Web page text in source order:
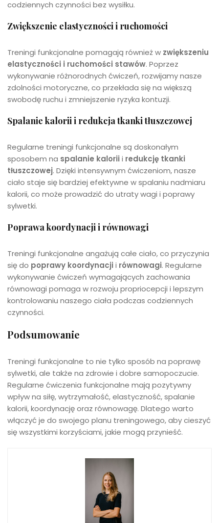
codziennych czynności bez wysiłku.
Zwiększenie elastyczności i ruchomości
Treningi funkcjonalne pomagają również w zwiększeniu
elastyczności i ruchomości stawów. Poprzez
wykonywanie różnorodnych ćwiczeń, rozwijamy nasze
zdolności motoryczne, co przekłada się na większą
swobodę ruchu i zmniejszenie ryzyka kontuzji.
Spalanie kalorii i redukcja tkanki tłuszczowej
Regularne treningi funkcjonalne są doskonałym
sposobem na spalanie kalorii i redukcję tkanki
tłuszczowej. Dzięki intensywnym ćwiczeniom, nasze
ciało staje się bardziej efektywne w spalaniu nadmiaru
kalorii, co może prowadzić do utraty wagi i poprawy
sylwetki.
Poprawa koordynacji i równowagi
Treningi funkcjonalne angażują całe ciało, co przyczynia
się do poprawy koordynacji i równowagi. Regularne
wykonywanie ćwiczeń wymagających zachowania
równowagi pomaga w rozwoju propriocepcji i lepszym
kontrolowaniu naszego ciała podczas codziennych
czynności.
Podsumowanie
Treningi funkcjonalne to nie tylko sposób na poprawę
sylwetki, ale także na zdrowie i dobre samopoczucie.
Regularne ćwiczenia funkcjonalne mają pozytywny
wpływ na siłę, wytrzymałość, elastyczność, spalanie
kalorii, koordynację oraz równowagę. Dlatego warto
włączyć je do swojego planu treningowego, aby cieszyć
się wszystkimi korzyściami, jakie mogą przynieść.